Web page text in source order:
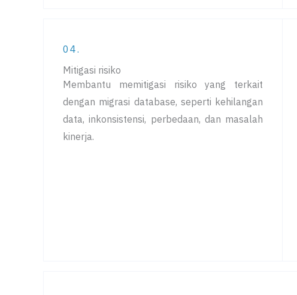
04.
Mitigasi risiko
Membantu memitigasi risiko yang terkait
dengan migrasi database, seperti kehilangan
data, inkonsistensi, perbedaan, dan masalah
kinerja.